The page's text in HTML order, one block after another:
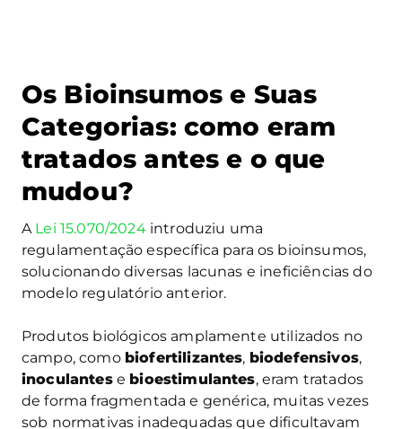
Os Bioinsumos e Suas
Categorias: como eram
tratados antes e o que
mudou?
A Lei 15.070/2024introduziu uma
regulamentação específica para os bioinsumos,
solucionando diversas lacunas e ineficiências do
modelo regulatório anterior.
Produtos biológicos amplamente utilizados no
campo, como biofertilizantes, biodefensivos,
inoculantese bioestimulantes, eram tratados
de forma fragmentada e genérica, muitas vezes
sob normativas inadequadas que dificultavam